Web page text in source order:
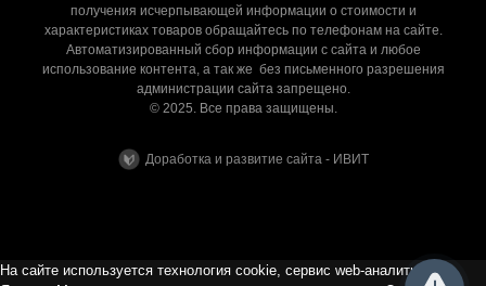
получения исчерпывающей информации о стоимости и
характеристиках товаров обращайтесь по телефонам на сайте.
Автоматизированный сбор информации с сайта и любое
использование контента, а так же без письменного разрешения
администрации сайта запрещено.
© 2025. Все права защищены.
Доработка и развитие сайта - ИВИТ
На сайте используется технология cookie, сервис web-аналитики